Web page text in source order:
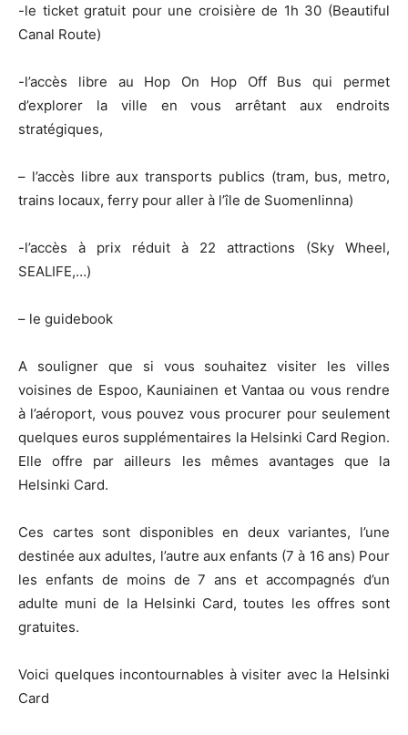
-le ticket gratuit pour une croisière de 1h 30 (Beautiful
Canal Route)
-l’accès libre au Hop On Hop Off Bus qui permet
d’explorer la ville en vous arrêtant aux endroits
stratégiques,
– l’accès libre aux transports publics (tram, bus, metro,
trains locaux, ferry pour aller à l’île de Suomenlinna)
-l’accès à prix réduit à 22 attractions (Sky Wheel,
SEALIFE,…)
– le guidebook
A souligner que si vous souhaitez visiter les villes
voisines de Espoo, Kauniainen et Vantaa ou vous rendre
à l’aéroport, vous pouvez vous procurer pour seulement
quelques euros supplémentaires la Helsinki Card Region.
Elle offre par ailleurs les mêmes avantages que la
Helsinki Card.
Ces cartes sont disponibles en deux variantes, l’une
destinée aux adultes, l’autre aux enfants (7 à 16 ans) Pour
les enfants de moins de 7 ans et accompagnés d’un
adulte muni de la Helsinki Card, toutes les offres sont
gratuites.
Voici quelques incontournables à visiter avec la Helsinki
Card